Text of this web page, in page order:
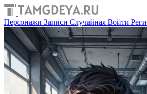
Персонажи Записи Случайная Войти